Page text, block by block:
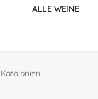
ALLE WEINE
Katalonien